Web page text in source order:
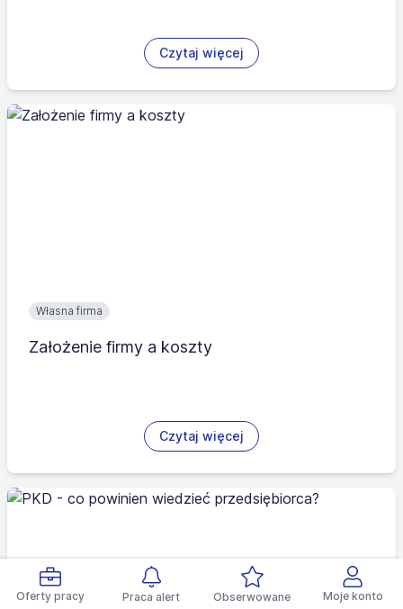
Oferty pracy Praca alert Obserwowane Moje konto
Czytaj więcej
Własna firma
Założenie firmy a koszty
Czytaj więcej